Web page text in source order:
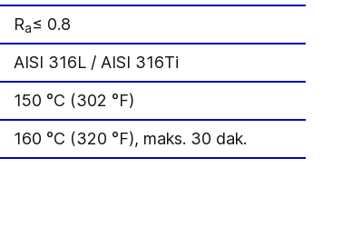
Ra≤ 0.8
AISI 316L / AISI 316Ti
150 °C (302 °F)
160 °C (320 °F), maks. 30 dak.